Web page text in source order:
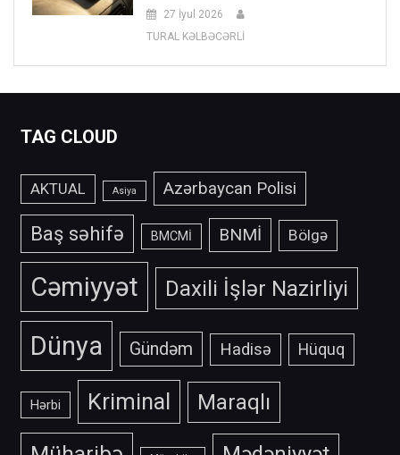
27 İyul 2026
TURAL KƏLBƏCƏRLİ
TAG CLOUD
AKTUAL Asiya Azərbaycan Polisi
Baş səhifə BMCMİ BNMİ Bölgə
Cəmiyyət Daxili İşlər Nazirliyi
Dünya Gündəm Hadisə Hüquq
Hərbi Kriminal Maraqlı